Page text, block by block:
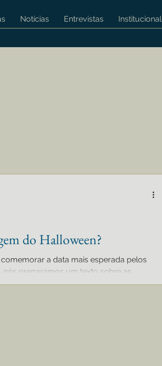
Notícias Entrevistas Institucional
do Halloween?
a data mais esperada pelos
preparamos um texto sobre as